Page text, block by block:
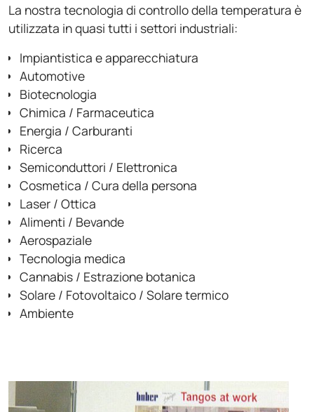
La nostra tecnologia di controllo della temperatura è
utilizzata in quasi tutti i settori industriali:
Impiantistica e apparecchiatura
Automotive
Biotecnologia
Chimica / Farmaceutica
Energia / Carburanti
Ricerca
Semiconduttori / Elettronica
Cosmetica / Cura della persona
Laser / Ottica
Alimenti / Bevande
Aerospaziale
Tecnologia medica
Cannabis / Estrazione botanica
Solare / Fotovoltaico / Solare termico
Ambiente